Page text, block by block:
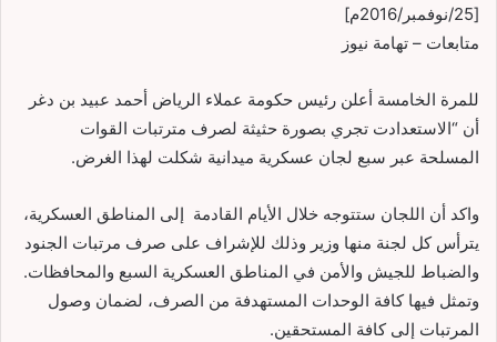
[25/نوفمبر/2016م]
متابعات – تهامة نيوز
للمرة الخامسة أعلن رئيس حكومة عملاء الرياض أحمد عبيد بن دغر
أن “الاستعدادت تجري بصورة حثيثة لصرف مترتبات القوات
المسلحة عبر سبع لجان عسكرية ميدانية شكلت لهذا الغرض.
واكد أن اللجان ستتوجه خلال الأيام القادمة إلى المناطق العسكرية،
يترأس كل لجنة منها وزير وذلك للإشراف على صرف مرتبات الجنود
والضباط للجيش والأمن في المناطق العسكرية السبع والمحافظات.
وتمثل فيها كافة الوحدات المستهدفة من الصرف، لضمان وصول
المرتبات إلى كافة المستحقين.